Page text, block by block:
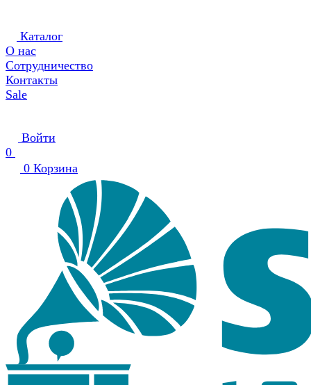
Каталог
О нас
Сотрудничество
Контакты
Sale
Войти
0
0 Корзина